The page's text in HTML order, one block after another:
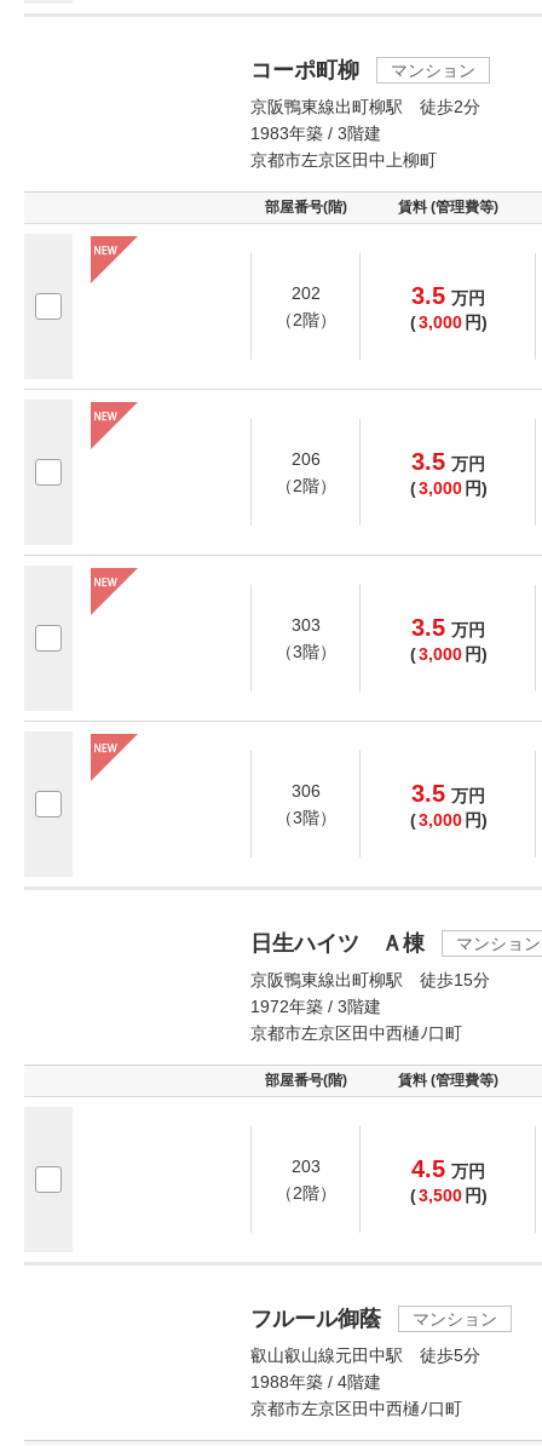
コーポ町柳
マンション
京阪鴨東線出町柳駅 徒歩2分
1983年築 / 3階建
京都市左京区田中上柳町
部屋番号(階) 賃料 (管理費等)
202
（2階）
3.5 万円
(3,000 円)
206
（2階）
3.5 万円
(3,000 円)
303
（3階）
3.5 万円
(3,000 円)
306
（3階）
3.5 万円
(3,000 円)
日生ハイツ Ａ棟
マンション
京阪鴨東線出町柳駅 徒歩15分
1972年築 / 3階建
京都市左京区田中西樋ﾉ口町
部屋番号(階) 賃料 (管理費等)
203
（2階）
4.5 万円
(3,500 円)
フルール御蔭
マンション
叡山叡山線元田中駅 徒歩5分
1988年築 / 4階建
京都市左京区田中西樋ﾉ口町